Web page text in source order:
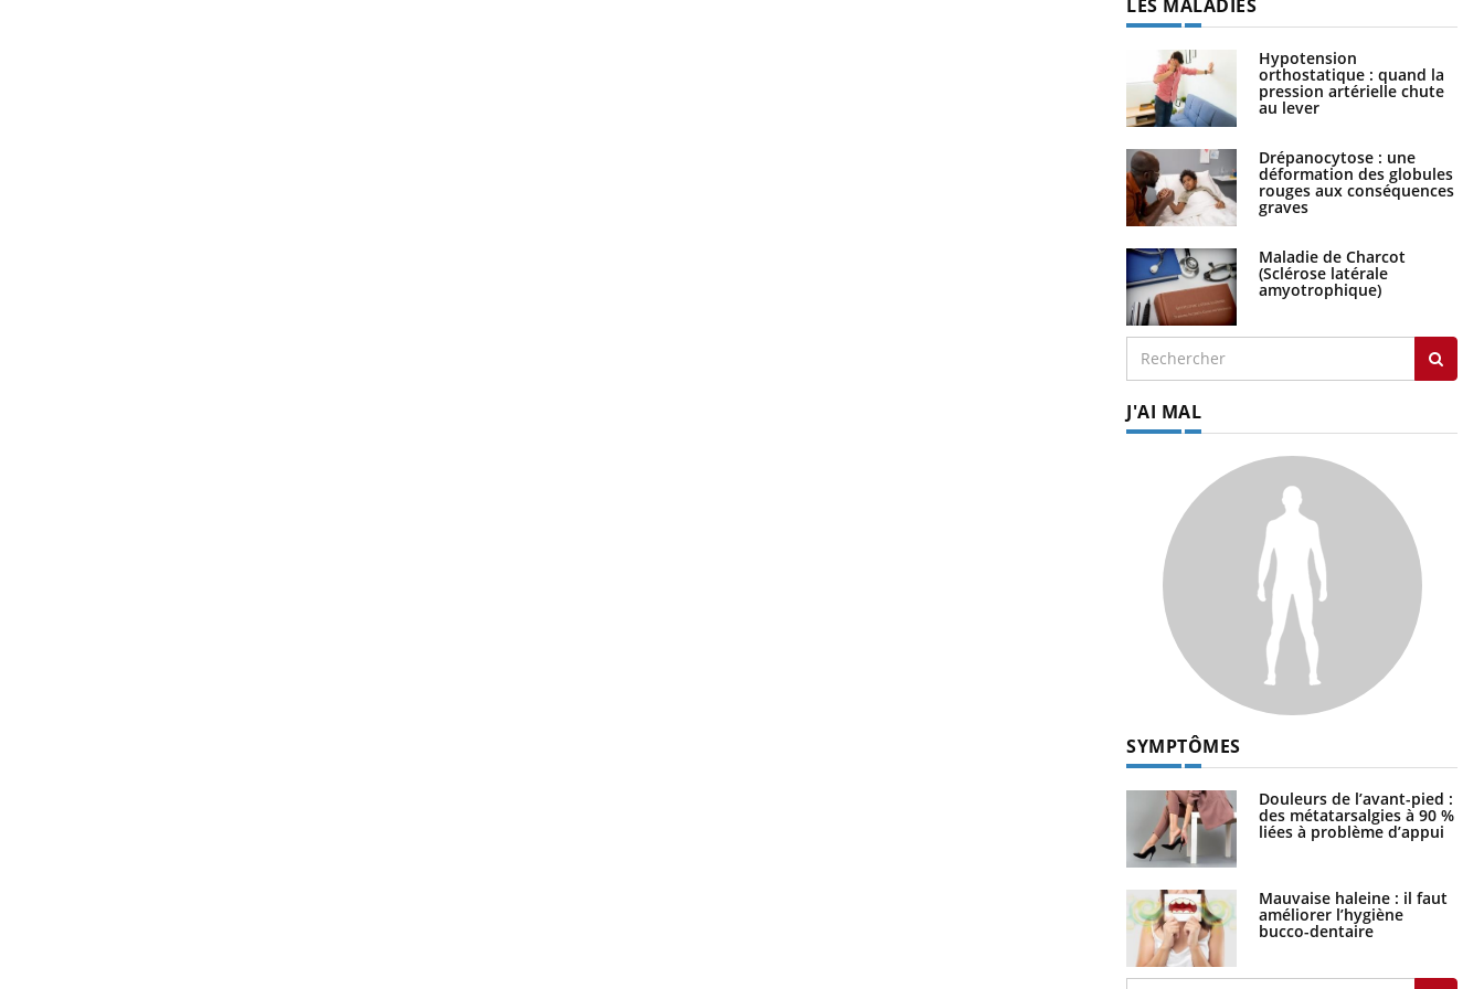
LES MALADIES
Hypotension
orthostatique : quand la
pression artérielle chute
au lever
Drépanocytose : une
déformation des globules
rouges aux conséquences
graves
Maladie de Charcot
(Sclérose latérale
amyotrophique)
J'AI MAL
SYMPTÔMES
Douleurs de l’avant-pied :
des métatarsalgies à 90 %
liées à problème d’appui
Mauvaise haleine : il faut
améliorer l’hygiène
bucco-dentaire